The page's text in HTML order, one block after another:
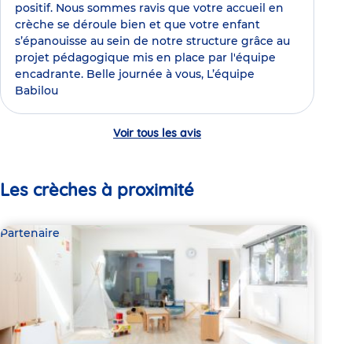
positif. Nous sommes ravis que votre accueil en
crèche se déroule bien et que votre enfant
s’épanouisse au sein de notre structure grâce au
projet pédagogique mis en place par l'équipe
encadrante. Belle journée à vous, L’équipe
Babilou
Voir tous les avis
Les crèches à proximité
Partenaire